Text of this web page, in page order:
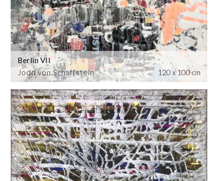
Jodd von Schaffstein
Berlin VII
120 x 100 cm